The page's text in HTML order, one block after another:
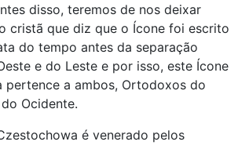
disso, teremos de nos deixar
cristã que diz que o Ícone foi escrito
do tempo antes da separação
e do Leste e por isso, este Ícone
pertence a ambos, Ortodoxos do
Ocidente.
é venerado pelos